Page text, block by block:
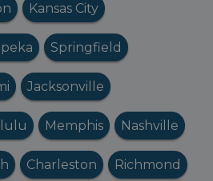
Kansas City
Springfield
Jacksonville
Memphis Nashville
Charleston Richmond